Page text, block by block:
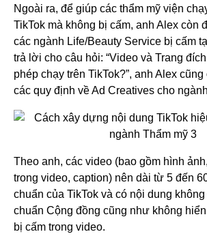
Ngoài ra, để giúp các thẩm mỹ viện
TikTok mà không bị cấm, anh Alex còn
các ngành Life/Beauty Service bị cấm
trả lời cho câu hỏi: “Video và Trang
phép chạy trên TikTok?”, anh Alex
các quy định về Ad Creatives cho
Theo anh, các video (bao gồm hình
trong video, caption) nên dài từ 5 đến
chuẩn của TikTok và có nội dung
chuẩn Cộng đồng cũng như không
bị cấm trong video.